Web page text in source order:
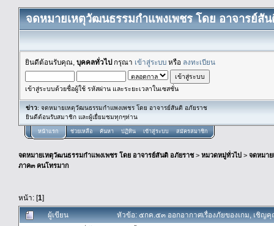
จดหมายเหตุวัฒนธรรมกำแพงเพชร โดย อาจารย์สั
ยินดีต้อนรับคุณ, บุคคลทั่วไปกรุณา เข้าสู่ระบบ หรือ ลงทะเบียน
เข้าสู่ระบบด้วยชื่อผู้ใช้ รหัสผ่าน และระยะเวลาในเซสชั่น
ข่าว: จดหมายเหตุวัฒนธรรมกำแพงเพชร โดย อาจารย์สันติ อภัยราช
ยินดีต้อนรับสมาชิก และผู้เยื่ยมชมทุกๆท่าน
หน้าแรก ช่วยเหลือ ค้นหา ปฏิทิน เข้าสู่ระบบ สมัครสมาชิก
จดหมายเหตุวัฒนธรรมกำแพงเพชร โดย อาจารย์สันติ อภัยราช> หมวดหมู่ทั่วไป > จดหมา
ภาค๓ คนโทรมาก
หน้า: [1]
ผู้เขียน หัวข้อ: ๕กค.๕๓ ออกอากาศเรื่องภัยของเกม, เชิญ